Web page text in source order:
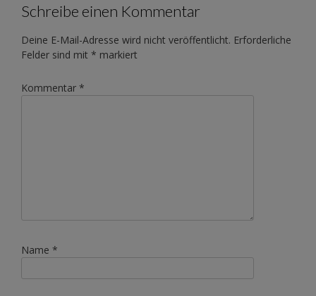
Schreibe einen Kommentar
Deine E-Mail-Adresse wird nicht veröffentlicht. Erforderliche
Felder sind mit * markiert
Kommentar *
Name *